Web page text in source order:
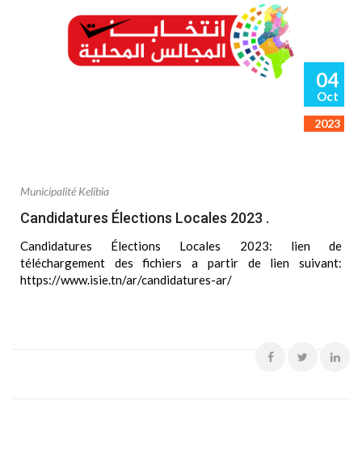
04
Oct
2023
Municipalité Kelibia
Candidatures Élections Locales 2023 .
Candidatures Élections Locales 2023: lien de
téléchargement des fichiers a partir de lien suivant:
https://www.isie.tn/ar/candidatures-ar/